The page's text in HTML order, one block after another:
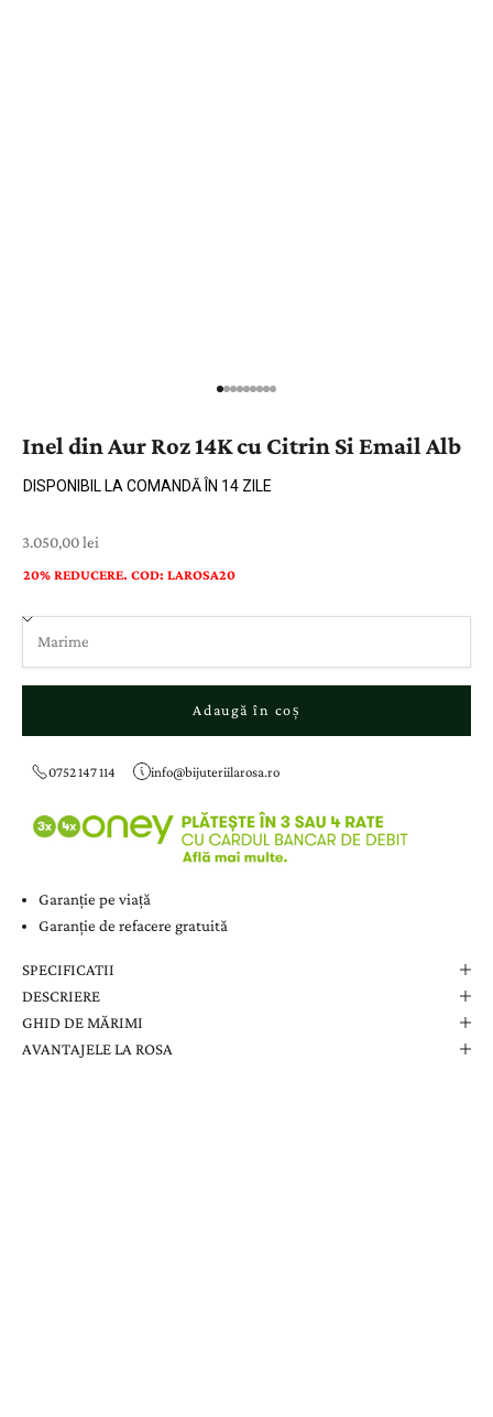
Inel din Aur Roz 14K cu Citrin Si Email Alb
DISPONIBIL LA COMANDĂ ÎN 14 ZILE
Preț cu reducere
3.050,00 lei
20% REDUCERE. COD: LAROSA20
Adaugă în coș
0752 147 114 info@bijuteriilarosa.ro
Garanție pe viață
Garanție de refacere gratuită
SPECIFICATII
DESCRIERE
GHID DE MĂRIMI
AVANTAJELE LA ROSA